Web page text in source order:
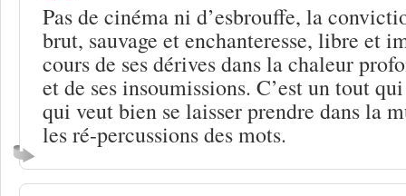
Pas de cinéma ni d’esbrouffe, la
brut, sauvage et enchanteresse, libre et
cours de ses dérives dans la chaleur
et de ses insoumissions. C’est un tout
qui veut bien se laisser prendre dans la
les ré-percussions des mots.